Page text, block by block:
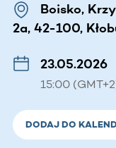
Boisko,
2a, 42-100,
23.05.2026
15:00
DODAJ DO